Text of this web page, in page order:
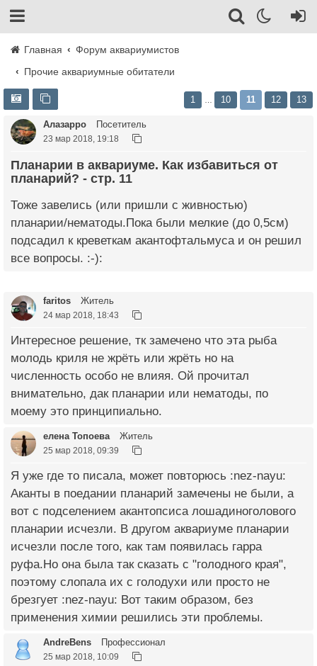
Главная
Форум аквариумистов
Прочие аквариумные обитатели
1 10 11 12 13
Алазарро Посетитель
23 мар 2018, 19:18
Планарии в аквариуме. Как избавиться от
планарий? - стр. 11
Тоже завелись (или пришли с живностью)
планарии/нематоды.Пока были мелкие (до 0,5см)
подсадил к креветкам акантофтальмуса и он решил
все вопросы. :-):
faritos Житель
24 мар 2018, 18:43
Интересное решение, тк замечено что эта рыба
молодь криля не жрёть или жрёть но на
численность особо не влияя. Ой прочитал
внимательно, дак планарии или нематоды, по
моему это принципиально.
елена Топоева Житель
25 мар 2018, 09:39
Я уже где то писала, может повторюсь :nez-nayu:
Аканты в поедании планарий замечены не были, а
вот с подселением акантопсиса лошадиноголового
планарии исчезли. В другом аквариуме планарии
исчезли после того, как там появилась гарра
руфа.Но она была так сказать с "голодного края",
поэтому слопала их с голодухи или просто не
брезгует :nez-nayu: Вот таким образом, без
применения химии решились эти проблемы.
AndreBens Профессионал
25 мар 2018, 10:09